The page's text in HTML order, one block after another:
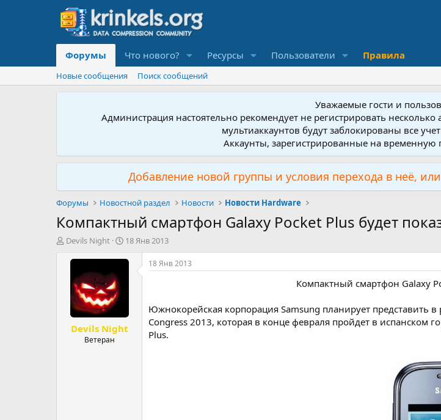
Форумы Что нового? Ресурсы Пользователи Правила
Новые сообщения Поиск сообщений
Уважаемые гости и
Администрация настоятельно рекомендует не регистрировать
мультиаккаунтов будут заблокированы все
Аккаунты, зарегистрированные на временную
Добавление новой группы и условия перехода в неё,
Форумы Новостной раздел Новости Новости Hardware
Компактный смартфон Galaxy Pocket Plus будет
А
м
Devils Night
Д
т
а
л
18 Янв 2013
Devils Night
Ветеран
18 Янв 2013
Компактный смартфон Galaxy
Южнокорейская корпорация Samsung планирует представить
Congress 2013, которая в конце февраля пройдет в испанском
Plus.